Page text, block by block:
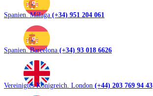
Spanien. Málaga (+34) 951 204 061
Spanien. Barcelona (+34) 93 018 6626
Vereinigtes Königreich. London (+44) 203 769 94 43